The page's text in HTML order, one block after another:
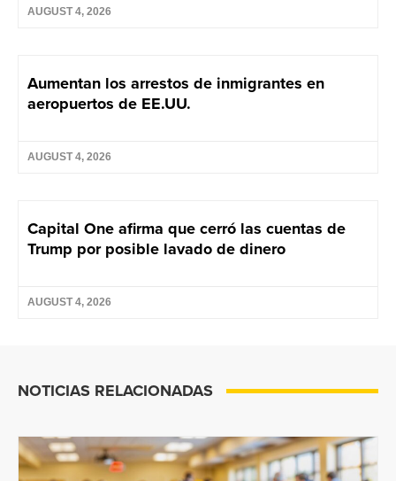
AUGUST 4, 2026
Aumentan los arrestos de inmigrantes en
aeropuertos de EE.UU.
AUGUST 4, 2026
Capital One afirma que cerró las cuentas de
Trump por posible lavado de dinero
AUGUST 4, 2026
NOTICIAS RELACIONADAS